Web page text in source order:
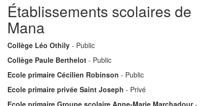
Établissements scolaires de
Mana
Collège Léo Othily - Public
Collège Paule Berthelot - Public
Ecole primaire Cécilien Robinson - Public
Ecole primaire privée Saint Joseph - Privé